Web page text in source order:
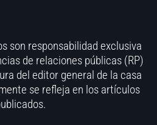
son responsabilidad exclusiva
de relaciones públicas (RP)
del editor general de la casa
se refleja en los artículos